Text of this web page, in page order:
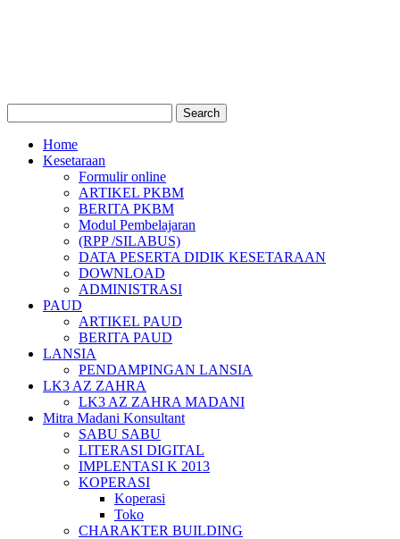
Home
Kesetaraan
Formulir online
ARTIKEL PKBM
BERITA PKBM
Modul Pembelajaran
(RPP /SILABUS)
DATA PESERTA DIDIK KESETARAAN
DOWNLOAD
ADMINISTRASI
PAUD
ARTIKEL PAUD
BERITA PAUD
LANSIA
PENDAMPINGAN LANSIA
LK3 AZ ZAHRA
LK3 AZ ZAHRA MADANI
Mitra Madani Konsultant
SABU SABU
LITERASI DIGITAL
IMPLENTASI K 2013
KOPERASI
Koperasi
Toko
CHARAKTER BUILDING